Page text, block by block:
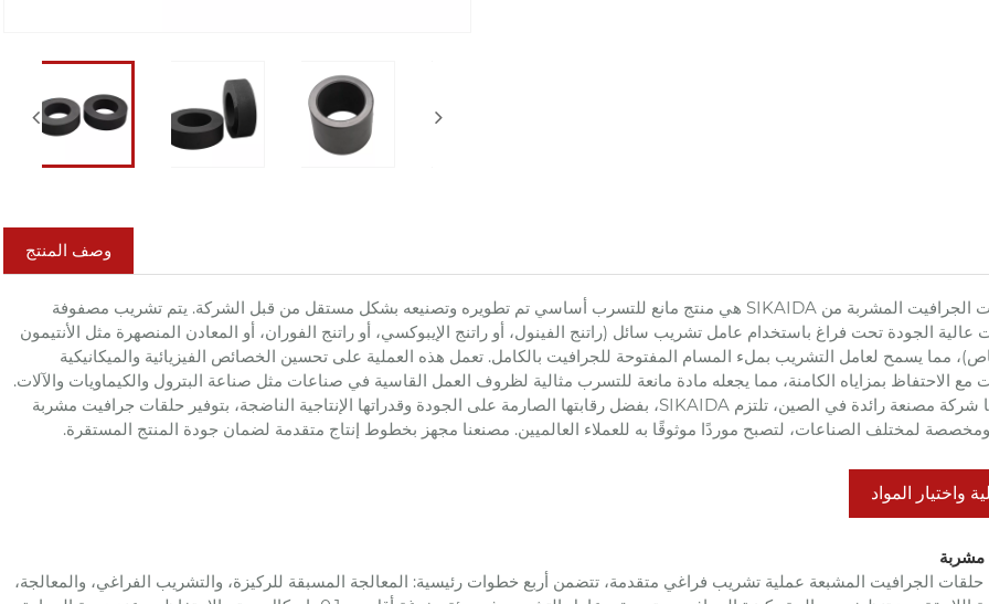
وصف المنتج
إن حلقات الجرافيت المشربة من SIKAIDA هي منتج مانع للتسرب أساسي تم تطويره وتصنيعه بشكل مستقل من قبل الشركة. يتم تشريب مصفوفة
عالية الجودة تحت فراغ باستخدام عامل تشريب سائل (راتنج الفينول، أو راتنج الإيبوكسي، أو راتنج الفوران، أو المعادن المنصهرة مثل الأنتيمون
مما يسمح لعامل التشريب بملء المسام المفتوحة للجرافيت بالكامل. تعمل هذه العملية على تحسين الخصائص الفيزيائية والميكانيكية
مع الاحتفاظ بمزاياه الكامنة، مما يجعله مادة مانعة للتسرب مثالية لظروف العمل القاسية في صناعات مثل صناعة البترول والكيماويات والآلات.
باعتبارها شركة مصنعة رائدة في الصين، تلتزم SIKAIDA، بفضل رقابتها الصارمة على الجودة وقدراتها الإنتاجية الناضجة، بتوفير حلقات جرافيت مشربة
لمختلف الصناعات، لتصبح موردًا موثوقًا به للعملاء العالميين. مصنعنا مجهز بخطوط إنتاج متقدمة لضمان جودة المنتج المستقرة.
واختيار المواد
الجرافيت المشبعة عملية تشريب فراغي متقدمة، تتضمن أربع خطوات رئيسية: المعالجة المسبقة للركيزة، والتشريب الفراغي، والمعالجة،